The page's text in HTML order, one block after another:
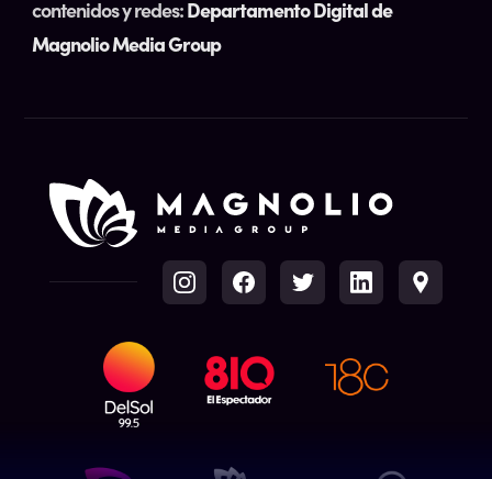
contenidos y redes:Departamento Digital de
Magnolio Media Group